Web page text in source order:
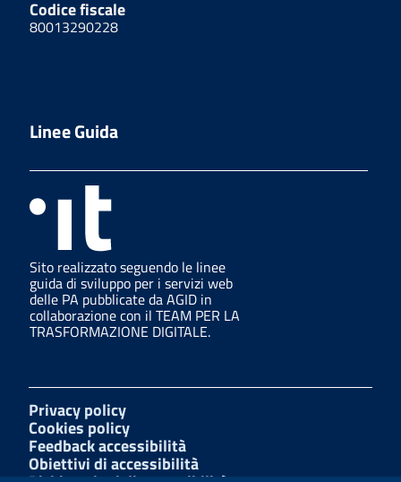
Codice fiscale
80013290228
Linee Guida
Sito realizzato seguendo le linee
guida di sviluppo per i servizi web
delle PA pubblicate da AGID in
collaborazione con il TEAM PER LA
TRASFORMAZIONE DIGITALE.
Privacy policy
Cookies policy
Feedback accessibilità
Obiettivi di accessibilità